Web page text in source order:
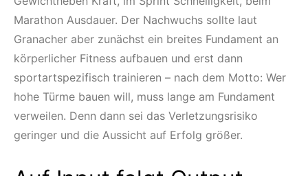
Marathon Ausdauer. Der Nachwuchs sollte laut
Granacher aber zunächst ein breites Fundament an
körperlicher Fitness aufbauen und erst dann
sportartspezifisch trainieren – nach dem Motto: Wer
hohe Türme bauen will, muss lange am Fundament
verweilen. Denn dann sei das Verletzungsrisiko
geringer und die Aussicht auf Erfolg größer.